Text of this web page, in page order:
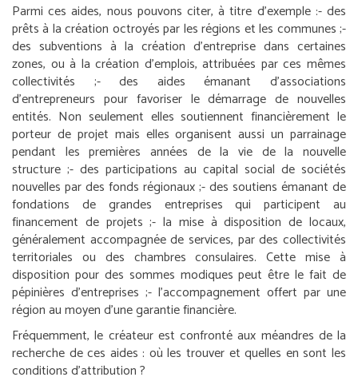
Parmi ces aides, nous pouvons citer, à titre d’exemple :- des
prêts à la création octroyés par les régions et les communes ;-
des subventions à la création d’entreprise dans certaines
zones, ou à la création d’emplois, attribuées par ces mêmes
collectivités ;- des aides émanant d’associations
d’entrepreneurs pour favoriser le démarrage de nouvelles
entités. Non seulement elles soutiennent financièrement le
porteur de projet mais elles organisent aussi un parrainage
pendant les premières années de la vie de la nouvelle
structure ;- des participations au capital social de sociétés
nouvelles par des fonds régionaux ;- des soutiens émanant de
fondations de grandes entreprises qui participent au
financement de projets ;- la mise à disposition de locaux,
généralement accompagnée de services, par des collectivités
territoriales ou des chambres consulaires. Cette mise à
disposition pour des sommes modiques peut être le fait de
pépinières d’entreprises ;- l’accompagnement offert par une
région au moyen d’une garantie financière.
Fréquemment, le créateur est confronté aux méandres de la
recherche de ces aides : où les trouver et quelles en sont les
conditions d’attribution ?